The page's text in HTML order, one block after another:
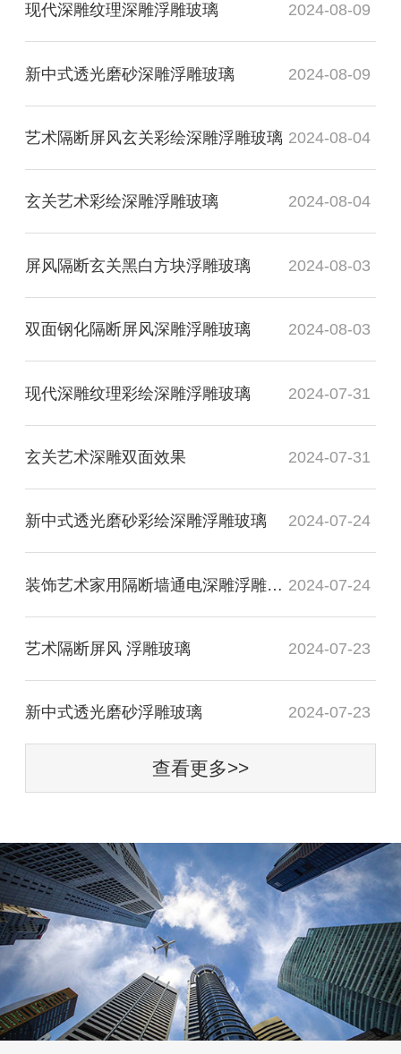
现代深雕纹理深雕浮雕玻璃 2024-08-09
新中式透光磨砂深雕浮雕玻璃 2024-08-09
艺术隔断屏风玄关彩绘深雕浮雕玻璃 2024-08-04
玄关艺术彩绘深雕浮雕玻璃 2024-08-04
屏风隔断玄关黑白方块浮雕玻璃 2024-08-03
双面钢化隔断屏风深雕浮雕玻璃 2024-08-03
现代深雕纹理彩绘深雕浮雕玻璃 2024-07-31
玄关艺术深雕双面效果 2024-07-31
新中式透光磨砂彩绘深雕浮雕玻璃 2024-07-24
装饰艺术家用隔断墙通电深雕浮雕玻璃 2024-07-24
艺术隔断屏风 浮雕玻璃 2024-07-23
新中式透光磨砂浮雕玻璃 2024-07-23
查看更多>>